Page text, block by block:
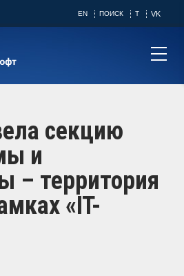
EN ПОИСК T VK
секцию
и
– территория
«IT-